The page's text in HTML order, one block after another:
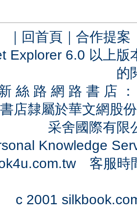
｜ 回首頁 ｜ 合作提案
Explorer 6.0 以上
的
絲 路 網 路 書 店
店隸屬於華文網股
采舍國際有
Knowledge
客服時
c 2001